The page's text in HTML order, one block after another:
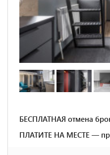
БЕСПЛАТНАЯ отмена
ПЛАТИТЕ НА МЕСТЕ —